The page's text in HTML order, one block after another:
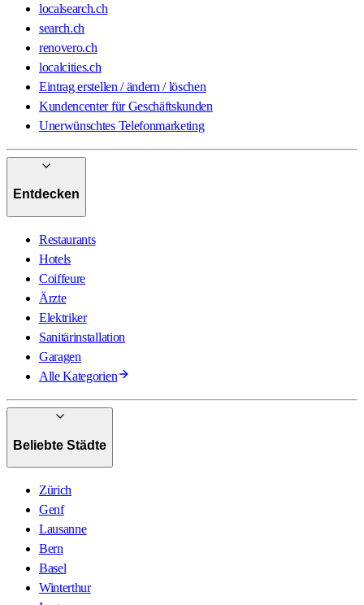
localsearch.ch
search.ch
renovero.ch
localcities.ch
Eintrag erstellen / ändern / löschen
Kundencenter für Geschäftskunden
Unerwünschtes Telefonmarketing
Entdecken
Restaurants
Hotels
Coiffeure
Ärzte
Elektriker
Sanitärinstallation
Garagen
Alle Kategorien
Beliebte Städte
Zürich
Genf
Lausanne
Bern
Basel
Winterthur